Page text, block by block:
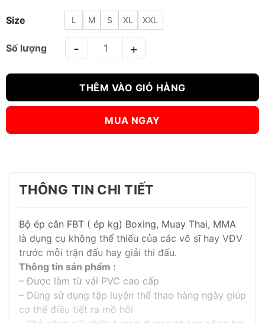
Size L M S XL XXL
Bộ Ép Cân FBT Sauna Suits Bạc số lượng
THÊM VÀO GIỎ HÀNG
MUA NGAY
THÔNG TIN CHI TIẾT
Bộ ép cân FBT ( ép kg) Boxing, Muay Thai, MMA
là dụng cụ không thể thiếu của các võ sĩ hay VĐV
trước mỗi trận đấu hay giải thi đấu.
Thông tin sản phẩm :
– Được làm từ vải PVC cao cấp
– Dùng sử dụng tập luyện thể thao hàng ngày giúp
cơ thể điều tiết ra mồ hôi